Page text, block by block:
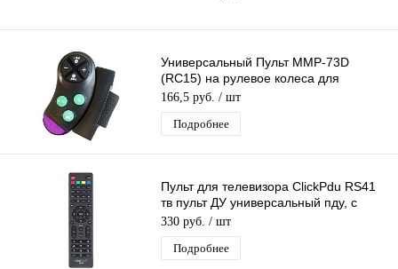
Универсальный Пульт MMP-73D
(RC15) на рулевое колеса для
автомагнитол , Беспроводной пульт
166,5 руб. / шт
Подробнее
Пульт для телевизора ClickPdu RS41
тв пульт ДУ универсальный пду, с
функцией SMART
330 руб. / шт
Подробнее